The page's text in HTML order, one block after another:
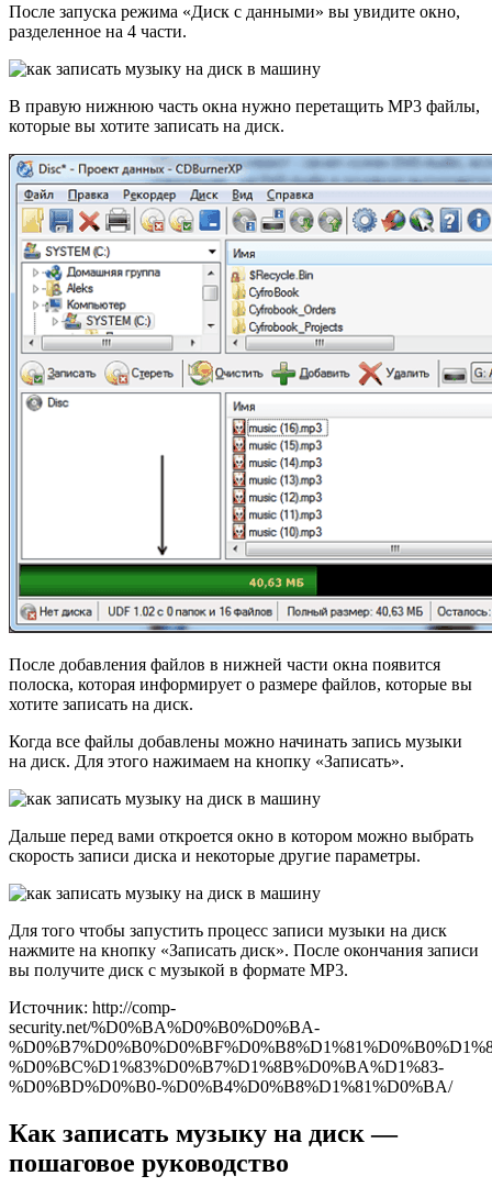
После запуска режима «Диск с данными» вы увидите окно,
разделенное на 4 части.
В правую нижнюю часть окна нужно перетащить MP3 файлы,
которые вы хотите записать на диск.
После добавления файлов в нижней части окна появится
полоска, которая информирует о размере файлов, которые вы
хотите записать на диск.
Когда все файлы добавлены можно начинать запись музыки
на диск. Для этого нажимаем на кнопку «Записать».
Дальше перед вами откроется окно в котором можно выбрать
скорость записи диска и некоторые другие параметры.
Для того чтобы запустить процесс записи музыки на диск
нажмите на кнопку «Записать диск». После окончания записи
вы получите диск с музыкой в формате MP3.
Источник: http://comp-
security.net/%D0%BA%D0%B0%D0%BA-
%D0%BC%D1%83%D0%B7%D1%8B%D0%BA%D1%83-
%D0%BD%D0%B0-%D0%B4%D0%B8%D1%81%D0%BA/
Как записать музыку на диск —
пошаговое руководство